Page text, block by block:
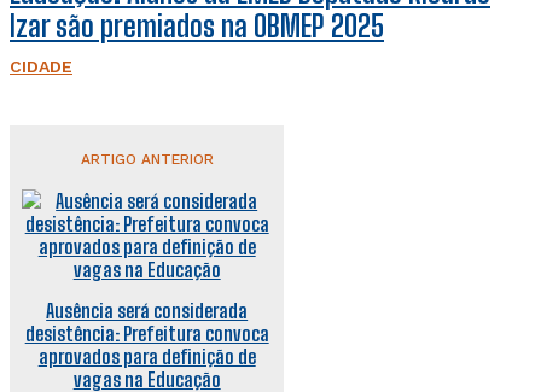
Izar são premiados na OBMEP 2025
CIDADE
ARTIGO ANTERIOR
Ausência será considerada
desistência: Prefeitura convoca
aprovados para definição de
vagas na Educação